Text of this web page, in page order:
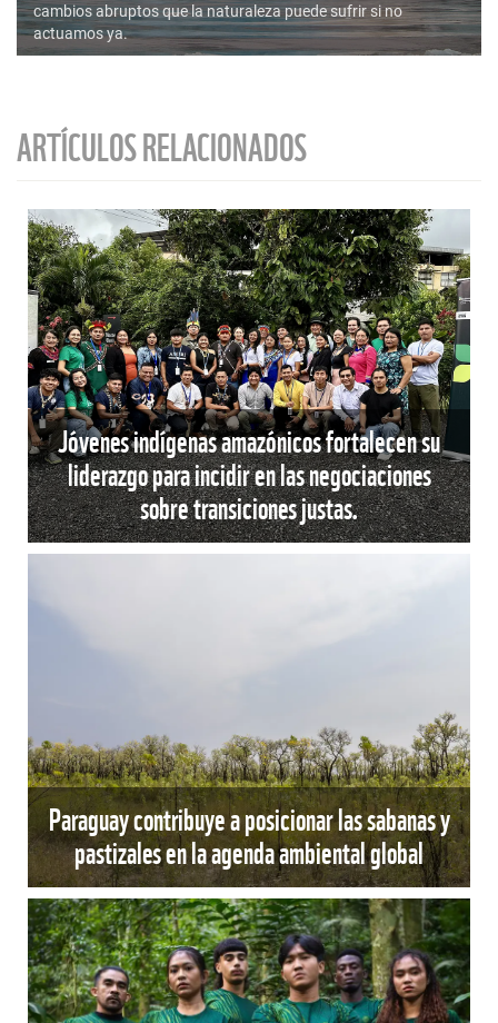
cambios abruptos que la naturaleza puede sufrir si no
actuamos ya.
ARTÍCULOS RELACIONADOS
Jóvenes indígenas amazónicos fortalecen su
liderazgo para incidir en las negociaciones
sobre transiciones justas.
Paraguay contribuye a posicionar las sabanas y
pastizales en la agenda ambiental global